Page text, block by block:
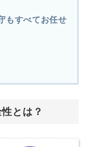
もすべてお任せ
とは？